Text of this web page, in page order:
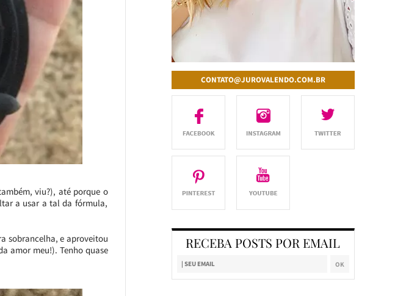
viu?), até porque o
a usar a tal da fórmula,
sobrancelha, e aproveitou
amor meu!). Tenho quase
CONTATO@JUROVALENDO.COM.BR
RECEBA POSTS POR EMAIL